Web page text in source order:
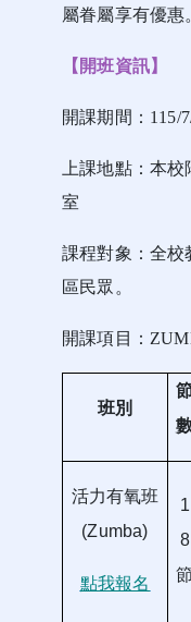
屬眷屬享有優惠
【開班資訊】
開課期間：115/
上課地點：本
室
課程對象：全校
區民眾。
開課項目：
班別
活力有氧班
(Zumba)
點我報名
1
8
節